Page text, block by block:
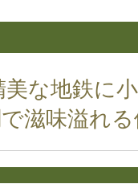
な地鉄に
滋味溢れ